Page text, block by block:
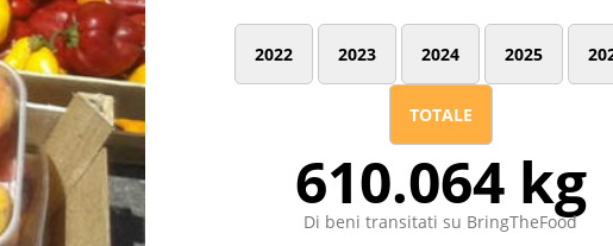
2022 2023 2024 2025
TOTALE
610.064 kg
Di beni transitati su BringTheFood